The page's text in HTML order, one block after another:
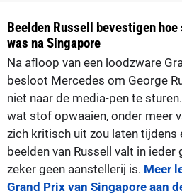
Beelden Russell bevestigen
was na Singapore
Na afloop van een loodzware
besloot Mercedes om George
niet naar de media-pen te
wat stof opwaaien, onder meer
zich kritisch uit zou laten tijdens
beelden van Russell valt in ieder
zeker geen aanstellerij is. Meer
Grand Prix van Singapore aan